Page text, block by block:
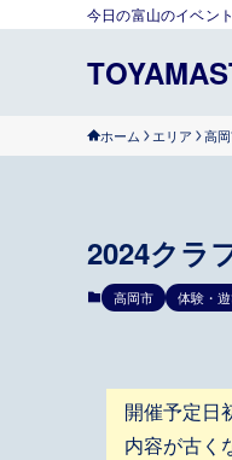
今日の富山のイベン
ホーム エリア 高
2024クラ
高岡市 体験・
開催予定日
内容が古く